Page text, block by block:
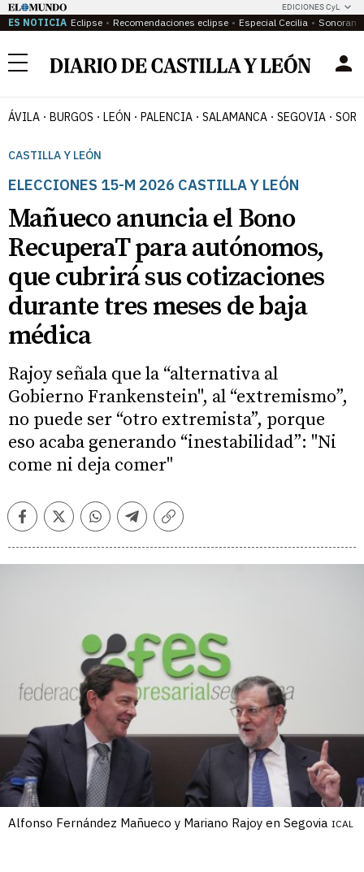
EDICIONES CyL
ES NOTICIA Eclipse Recomendaciones eclipse Especial Cecilia
Menú
ÁVILA BURGOS LEÓN PALENCIA SALAMANCA SEGOVIA
CASTILLA Y LEÓN
ELECCIONES 15-M 2026 CASTILLA Y LEÓN
Mañueco anuncia el Bono
RecuperaT para autónomos,
que cubrirá sus cotizaciones
durante tres meses de baja
médica
Rajoy señala que la “alternativa al
Gobierno Frankenstein", al “extremismo”,
no puede ser “otro extremista”, porque
eso acaba generando “inestabilidad”: "Ni
come ni deja comer"
FacebookTwitterWhatsappTelegramCopiar
Alfonso Fernández Mañueco y Mariano Rajoy en Segovia ICAL